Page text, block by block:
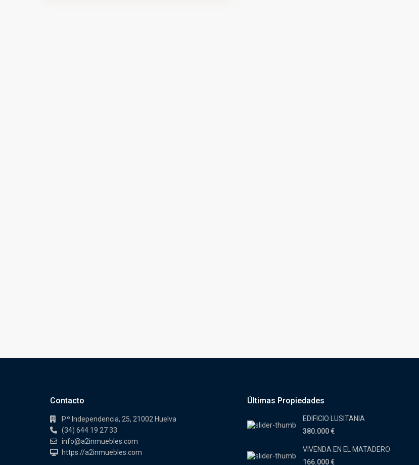
Contacto
P.º Independencia, 25, 21002 Huelva
(34) 644 19 27 33
info@a2inmuebles.com
https://a2inmuebles.com
Últimas Propiedades
EDIFICIO LUSITANIA
380.000 €
VIVENDA EN EL MATADERO
166.000 €